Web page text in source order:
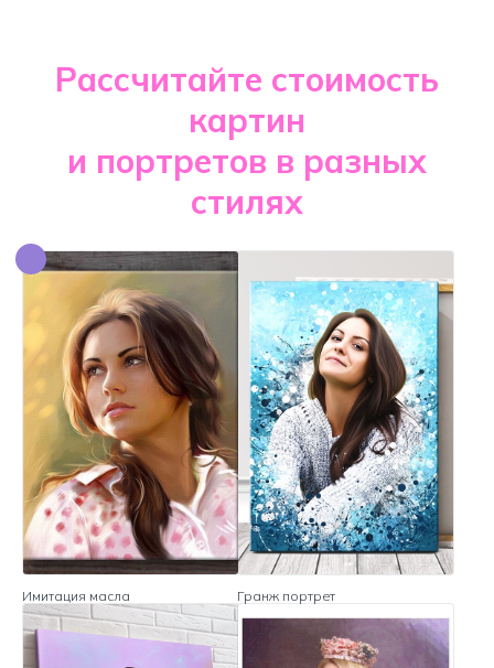
Рассчитайте стоимость
картин
и портретов в разных
стилях
Имитация масла Гранж портрет